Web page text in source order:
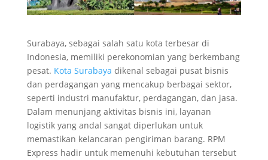
Surabaya, sebagai salah satu kota terbesar di
Indonesia, memiliki perekonomian yang berkembang
pesat. Kota Surabaya dikenal sebagai pusat bisnis
dan perdagangan yang mencakup berbagai sektor,
seperti industri manufaktur, perdagangan, dan jasa.
Dalam menunjang aktivitas bisnis ini, layanan
logistik yang andal sangat diperlukan untuk
memastikan kelancaran pengiriman barang. RPM
Express hadir untuk memenuhi kebutuhan tersebut